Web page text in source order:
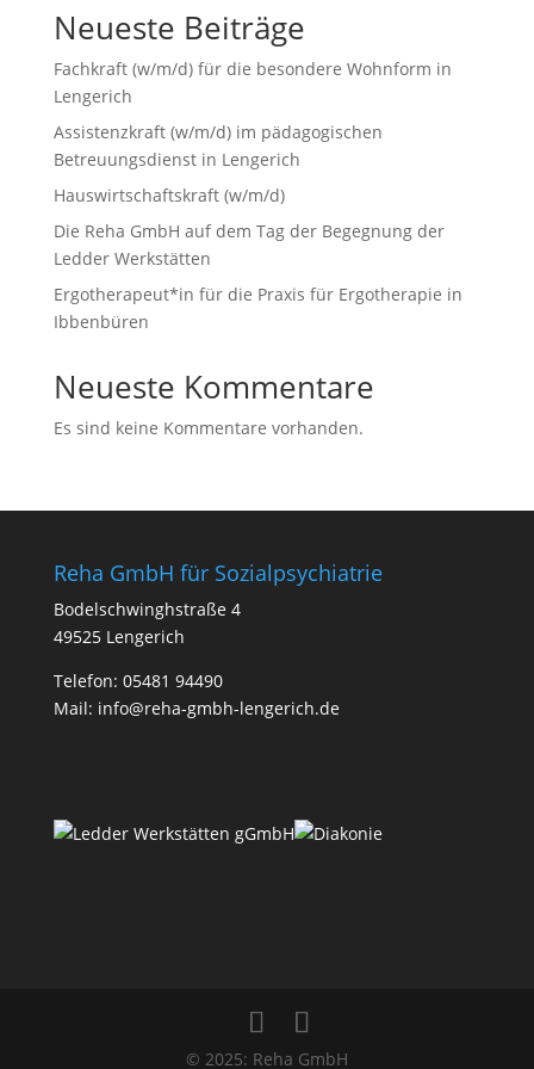
Neueste Beiträge
Fachkraft (w/m/d) für die besondere Wohnform in
Lengerich
Assistenzkraft (w/m/d) im pädagogischen
Betreuungsdienst in Lengerich
Hauswirtschaftskraft (w/m/d)
Die Reha GmbH auf dem Tag der Begegnung der
Ledder Werkstätten
Ergotherapeut*in für die Praxis für Ergotherapie in
Ibbenbüren
Neueste Kommentare
Es sind keine Kommentare vorhanden.
Reha GmbH für Sozialpsychiatrie
Bodelschwinghstraße 4
49525 Lengerich
Telefon: 05481 94490
Mail: info@reha-gmbh-lengerich.de
© 2025: Reha GmbH